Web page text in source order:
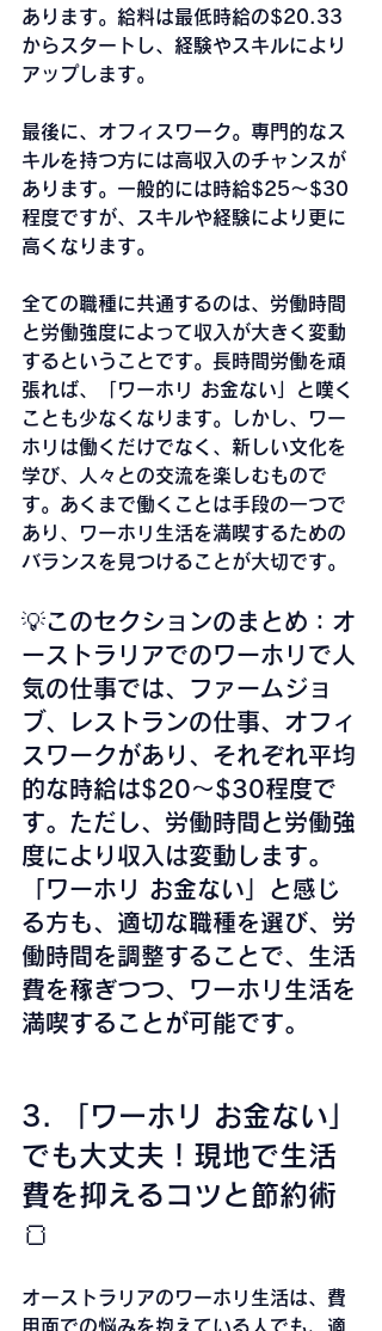
あります。給料は最低時給の$20.33
からスタートし、経験やスキルにより
アップします。
最後に、オフィスワーク。専門的なス
キルを持つ方には高収入のチャンスが
あります。一般的には時給$25～$30
程度ですが、スキルや経験により更に
高くなります。
全ての職種に共通するのは、労働時間
と労働強度によって収入が大きく変動
するということです。長時間労働を頑
張れば、「ワーホリ お金ない」と嘆く
ことも少なくなります。しかし、ワー
ホリは働くだけでなく、新しい文化を
学び、人々との交流を楽しむもので
す。あくまで働くことは手段の一つで
あり、ワーホリ生活を満喫するための
バランスを見つけることが大切です。
💡このセクションのまとめ：オ
ーストラリアでのワーホリで人
気の仕事では、ファームジョ
ブ、レストランの仕事、オフィ
スワークがあり、それぞれ平均
的な時給は$20～$30程度で
す。ただし、労働時間と労働強
度により収入は変動します。
「ワーホリ お金ない」と感じ
る方も、適切な職種を選び、労
働時間を調整することで、生活
費を稼ぎつつ、ワーホリ生活を
満喫することが可能です。
3. 「ワーホリ お金ない」
でも大丈夫！現地で生活
費を抑えるコツと節約術
🍞
オーストラリアのワーホリ生活は、費
用面での悩みを抱えている人でも、適